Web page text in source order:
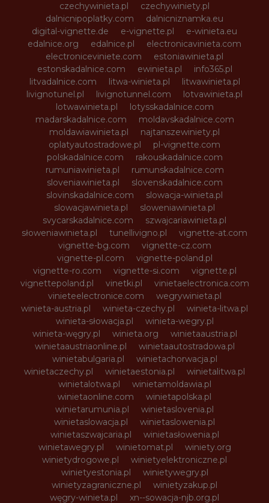
czechywinieta.pl
czechywiniety.pl
dalnicnipoplatky.com
dalnicniznamka.eu
digital-vignette.de
e-vignette.pl
e-winieta.eu
edalnice.org
edalnice.pl
electronicavinieta.com
electroniceviniete.com
estoniawinieta.pl
estonskadalnice.com
ewinieta.pl
info365.pl
litvadalnice.com
litwa-winieta.pl
litwawinieta.pl
livignotunel.pl
livignotunnel.com
lotvawinieta.pl
lotwawinieta.pl
lotysskadalnice.com
madarskadalnice.com
moldavskadalnice.com
moldawiawinieta.pl
najtanszewiniety.pl
oplatyautostradowe.pl
pl-vignette.com
polskadalnice.com
rakouskadalnice.com
rumuniawinieta.pl
rumunskadalnice.com
sloveniawinieta.pl
slovenskadalnice.com
slovinskadalnice.com
slowacja-winieta.pl
slowacjawinieta.pl
sloweniawinieta.pl
svycarskadalnice.com
szwajcariawinieta.pl
słoweniawinieta.pl
tunellivigno.pl
vignette-at.com
vignette-bg.com
vignette-cz.com
vignette-pl.com
vignette-poland.pl
vignette-ro.com
vignette-si.com
vignette.pl
vignettepoland.pl
vinetki.pl
vinietaelectronica.com
vinieteelectronice.com
wegrywinieta.pl
winieta-austria.pl
winieta-czechy.pl
winieta-litwa.pl
winieta-słowacja.pl
winieta-wegry.pl
winieta-węgry.pl
winieta.org
winietaaustria.pl
winietaaustriaonline.pl
winietaautostradowa.pl
winietabulgaria.pl
winietachorwacja.pl
winietaczechy.pl
winietaestonia.pl
winietalitwa.pl
winietalotwa.pl
winietamoldawia.pl
winietaonline.com
winietapolska.pl
winietarumunia.pl
winietaslovenia.pl
winietaslowacja.pl
winietaslowenia.pl
winietaszwajcaria.pl
winietasłowenia.pl
winietawegry.pl
winietomat.pl
winiety.org
winietydrogowe.pl
winietyelektroniczne.pl
winietyestonia.pl
winietywegry.pl
winietyzagraniczne.pl
winietyzakup.pl
węgry-winieta.pl
xn--sowacja-njb.org.pl